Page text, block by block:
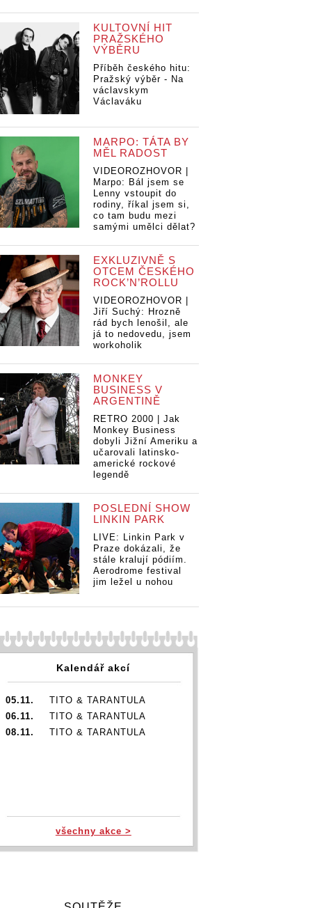
KULTOVNÍ HIT
PRAŽSKÉHO
VÝBĚRU
Příběh českého hitu:
Pražský výběr - Na
václavskym
Václaváku
MARPO: TÁTA BY
MĚL RADOST
VIDEOROZHOVOR |
Marpo: Bál jsem se
Lenny vstoupit do
rodiny, říkal jsem si,
co tam budu mezi
samými umělci dělat?
EXKLUZIVNĚ S
OTCEM ČESKÉHO
ROCK’N’ROLLU
VIDEOROZHOVOR |
Jiří Suchý: Hrozně
rád bych lenošil, ale
já to nedovedu, jsem
workoholik
MONKEY
BUSINESS V
ARGENTINĚ
RETRO 2000 | Jak
Monkey Business
dobyli Jižní Ameriku a
učarovali latinsko-
americké rockové
legendě
POSLEDNÍ SHOW
LINKIN PARK
LIVE: Linkin Park v
Praze dokázali, že
stále kralují pódiím.
Aerodrome festival
jim ležel u nohou
Kalendář akcí
05.11.
TITO & TARANTULA
06.11.
TITO & TARANTULA
08.11.
TITO & TARANTULA
všechny akce >